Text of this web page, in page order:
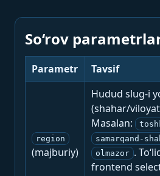
So‘rov
Parametr Tavsif
region
(majburiy)
Hudud slug-i
(shahar/
Masalan:
samarqand-
olmazor .
frontend